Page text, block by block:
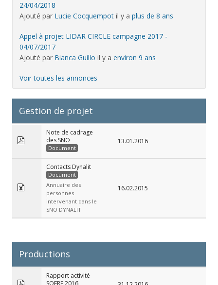
24/04/2018
Ajouté par Lucie Cocquempot il y a plus de 8 ans
Appel à projet LIDAR CIRCLE campagne 2017 -
04/07/2017
Ajouté par Bianca Guillo il y a environ 9 ans
Voir toutes les annonces
Gestion de projet
Note de cadrage
des SNO
Document
13.01.2016
Contacts Dynalit
Document
Annuaire des
personnes
intervenant dans le
SNO DYNALIT
16.02.2015
Productions
Rapport activité